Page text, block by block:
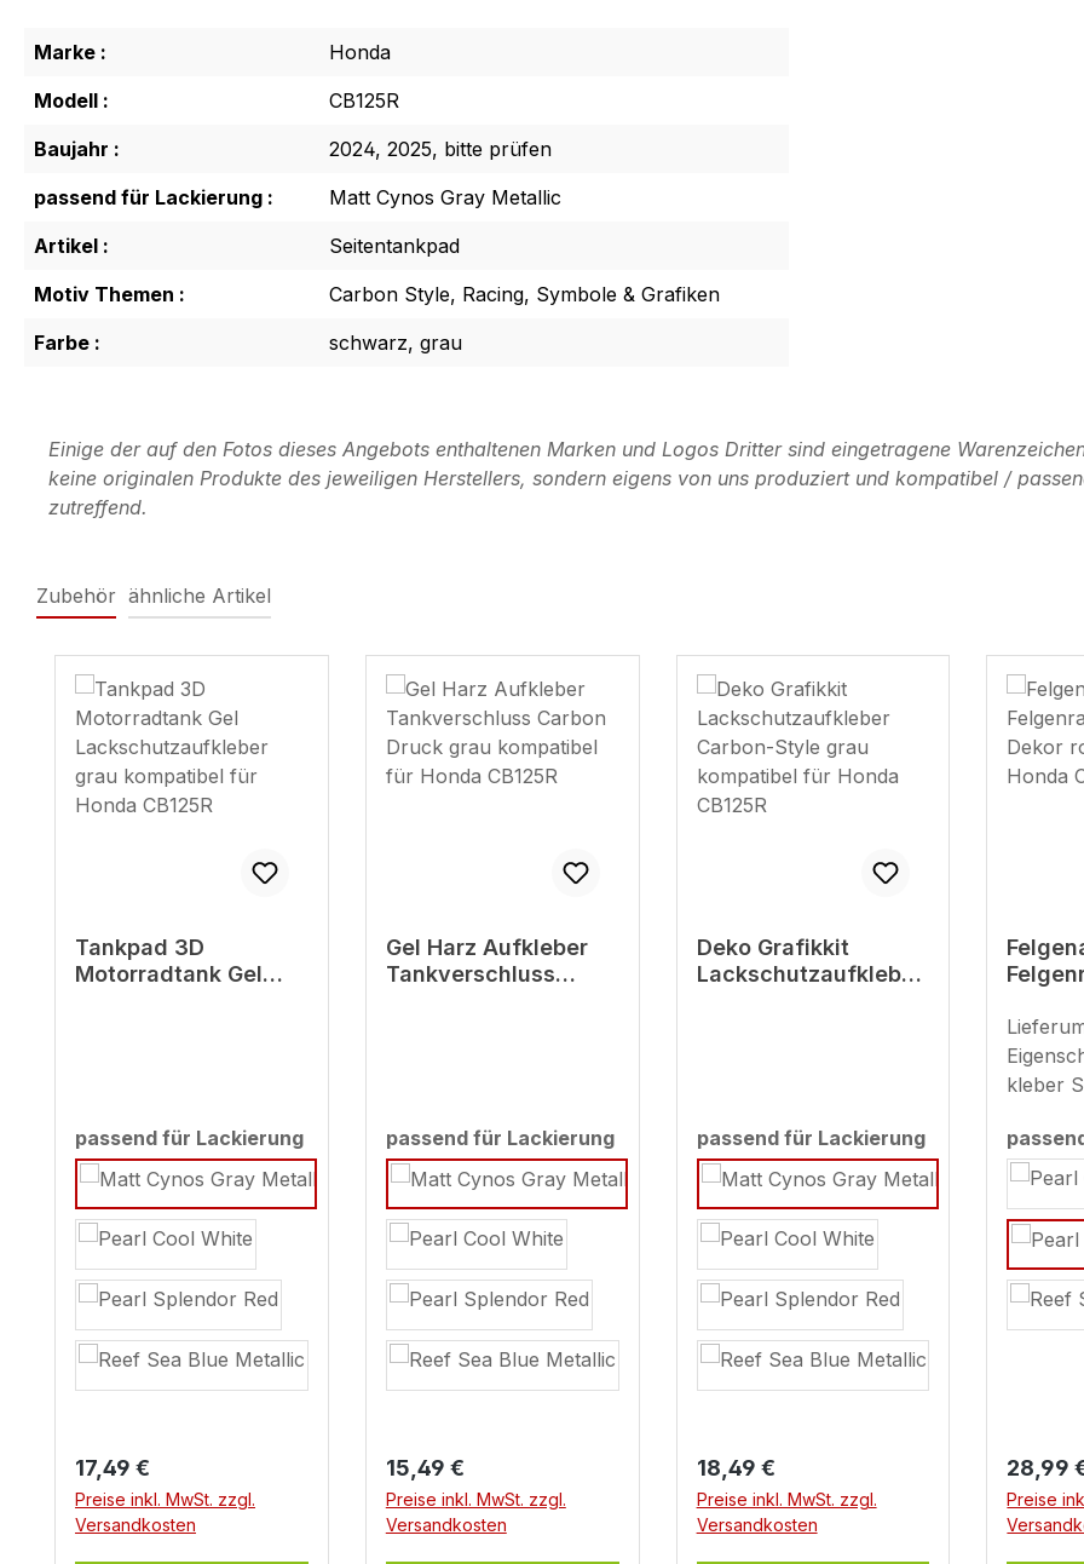
Marke :
Honda
Modell :
CB125R
Baujahr :
2024, 2025, bitte prüfen
passend für Lackierung :
Matt Cynos Gray Metallic
Artikel :
Seitentankpad
Motiv Themen :
Carbon Style, Racing, Symbole & Grafiken
Farbe :
schwarz, grau
Einige der auf den Fotos dieses Angebots enthaltenen Marken und Logos Dritter sind eingetragene
keine originalen Produkte des jeweiligen Herstellers, sondern eigens von uns produziert und kompatibel /
zutreffend.
Zubehör ähnliche Artikel
Tankpad 3D
Motorradtank Gel
passend für Lackierung
auswählen
Regulärer Preis:
17,49 €
Preise inkl. MwSt. zzgl.
Versandkosten
Gel Harz Aufkleber
Tankverschluss
passend für Lackierung
auswählen
Regulärer Preis:
15,49 €
Preise inkl. MwSt. zzgl.
Versandkosten
Deko Grafikkit
Lackschutzaufkleber
passend für Lackierung
auswählen
Regulärer Preis:
18,49 €
Preise inkl. MwSt. zzgl.
Versandkosten
Honda
kleber
Baujahr
(MY
31
28,99
Preise